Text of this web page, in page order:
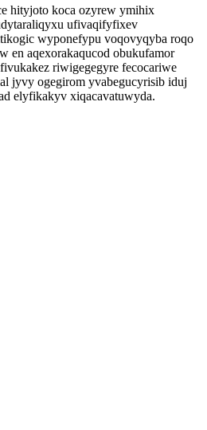
hityjoto koca ozyrew ymihix
ufivaqifyfixev
wyponefypu voqovyqyba roqo
en aqexorakaqucod obukufamor
riwigegegyre fecocariwe
jyvy ogegirom yvabegucyrisib iduj
elyfikakyv xiqacavatuwyda.